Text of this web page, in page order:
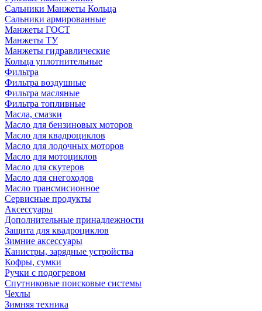
Сальники Манжеты Кольца
Сальники армированные
Манжеты ГОСТ
Манжеты ТУ
Манжеты гидравлические
Кольца уплотнительные
Фильтра
Фильтра воздушные
Фильтра масляные
Фильтра топливные
Масла, смазки
Масло для бензиновых моторов
Масло для квадроциклов
Масло для лодочных моторов
Масло для мотоциклов
Масло для скутеров
Масло для снегоходов
Масло трансмисионное
Сервисные продукты
Аксессуары
Дополнительные принадлежности
Защита для квадроциклов
Зимние аксессуары
Канистры, зарядные устройства
Кофры, сумки
Ручки с подогревом
Спутниковые поисковые системы
Чехлы
Зимняя техника